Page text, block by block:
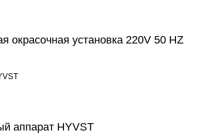
окрасочная установка 220V 50 HZ
аппарат HYVST